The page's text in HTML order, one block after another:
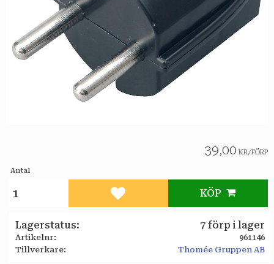
39,00 KR/FÖRP
Antal
KÖP
Lägg till i favoriter
Lagerstatus 7 förp i lager
Artikelnr
961146
Tillverkare
Thomée Gruppen AB